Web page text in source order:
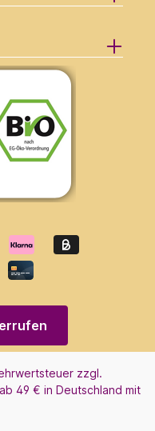
zzgl.
49 € in Deutschland mit